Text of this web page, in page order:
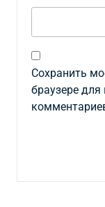
Сохранить
браузере